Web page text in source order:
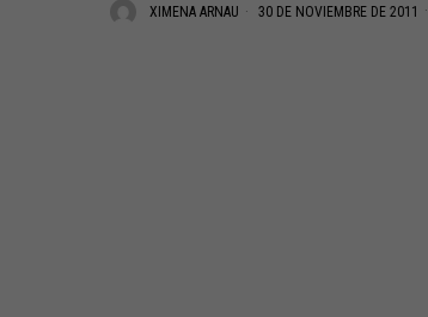
XIMENA ARNAU 30 DE NOVIEMBRE DE 2011